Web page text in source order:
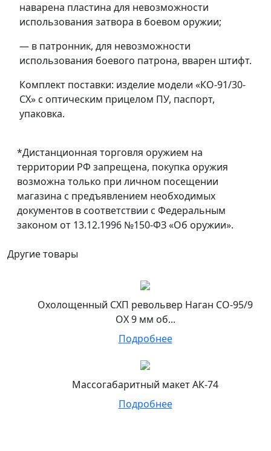
наварена пластина для невозможности
использования затвора в боевом оружии;
— в патронник, для невозможности
использования боевого патрона, вварен штифт.
Комплект поставки: изделие модели «КО-91/30-
СХ» с оптическим прицелом ПУ, паспорт,
упаковка.
*Дистанционная торговля оружием на
территории РФ запрещена, покупка оружия
возможна только при личном посещении
магазина с предъявлением необходимых
документов в соответствии с Федеральным
законом от 13.12.1996 №150-ФЗ «Об оружии».
Другие товары
Охолощенный СХП револьвер Наган СО-95/9
ОХ 9 мм об...
Подробнее
Массогабаритный макет АК-74
Подробнее